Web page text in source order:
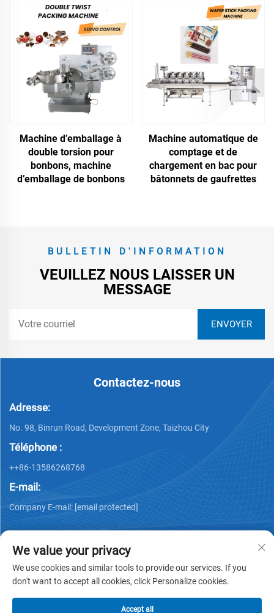
Machine d’emballage à
double torsion pour
bonbons, machine
d’emballage de bonbons
Machine automatique de
comptage et de
chargement en bac pour
bâtonnets de gaufrettes
BULLETIN D'INFORMATION
VEUILLEZ NOUS LAISSER UN
MESSAGE
Contactez-nous
Adresse:
No. 98, Binrun Road, Development Zone, Taizhou City
Téléphone :
++86-13586268768
E-mail:
Company E-mail: [email protected]
Technology (Taizhou) Co., Ltd -
Politique de confidentialité
We value your privacy
We use cookies and similar tools to provide our services. If you
don't want to accept all cookies, click Personalize cookies.
Accept all